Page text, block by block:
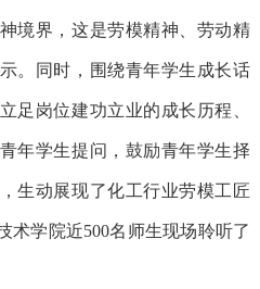
境界，这是劳模精神、劳动精
。同时，围绕青年学生成长话
足岗位建功立业的成长历程、
年学生提问，鼓励青年学生择
生动展现了化工行业劳模工匠
术学院近500名师生现场聆听了